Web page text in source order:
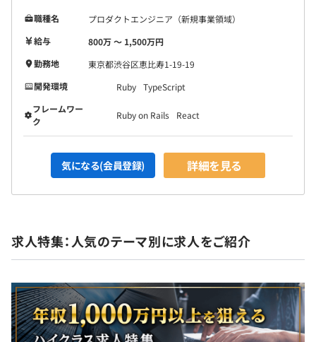
職種名
プロダクトエンジニア（新規事業領域）
給与
800万 〜 1,500万円
勤務地
東京都渋谷区恵比寿1-19-19
開発環境
Ruby TypeScript
フレームワー
ク
Ruby on Rails React
気になる(会員登録) 詳細を見る
求人特集：人気のテーマ別に求人をご紹介